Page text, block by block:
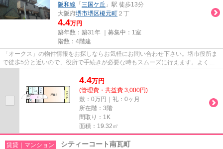
阪和線 「 三国ケ丘 」駅 徒歩13分
大阪府堺市堺区榎元町 ２丁
4.4万円
築年数：築31年 ｜募集中： 1室
階数：4階建
「オークス」の物件情報をお探しならお気軽にお問い合わせ下さい。堺市役所ま
で徒歩5分と近いので、役所で手続きが必要な時もスムーズに行えます。よくお
4.4万円
(管理費・共益費 3,000円)
敷：0万円｜礼：0ヶ月
所在階：3階
間取り：1K
面積：19.32㎡
賃貸｜マンション シティーコート南瓦町